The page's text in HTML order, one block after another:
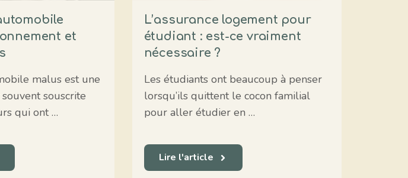
et
malus est une
souscrite
qui ont …
L’assurance logement pour
étudiant : est-ce vraiment
nécessaire ?
Les étudiants ont beaucoup à penser
lorsqu’ils quittent le cocon familial
pour aller étudier en …
Lire l'article